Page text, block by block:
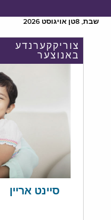
שבת, 8טן אויגוסט 2026
צוריקקערנדע
באנוצער
סיינט אריין